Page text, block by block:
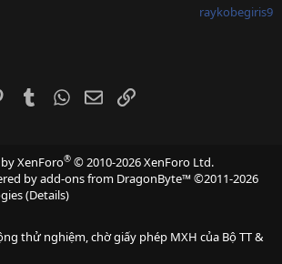
raykobegiris9
PinterestTumblrWhatsApp
EmailLink
XenForo® © 2010-2026 XenForo Ltd.
byadd-ons from DragonByte™©2011-2026
(Details)
thử nghiệm, chờ giấy phép MXH của Bộ TT &